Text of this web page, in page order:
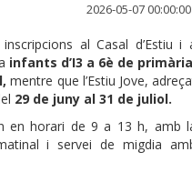
2026-05-07 00:00:00
al Casal d’Estiu i
infants d’I3 a 6è de
mentre que l’Estiu Jove,
29 de juny al 31 de juliol.
en horari de 9 a 13 h, amb
i servei de migdia